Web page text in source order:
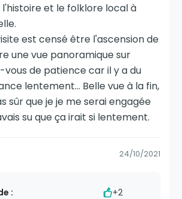
et le folklore local à
est censé être l'ascension de
une vue panoramique sur
vous de patience car il y a du
lentement... Belle vue à la fin,
sûr que je je me serai engagée
su que ça irait si lentement.
24/10/2021
:
+2